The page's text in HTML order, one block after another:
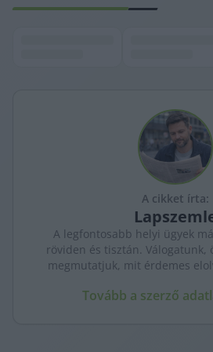
A cikket írta:
A legfontosabb helyi ügyek
röviden és tisztán. Válogatunk,
megmutatjuk, mit érdemes
Tovább a szerző